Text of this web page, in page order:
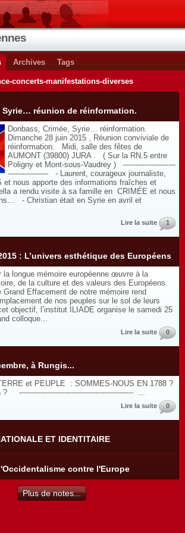
Archives Tags
concerts-manifestations-diverses
Syrie… réunion de réinformation.
Donbass, Crimée, Syrie… réinformation.
Dimanche 28 juin 2015 , Réunion conviviale de
réinformation. Midi, salle des fêtes de
AUMONT (39800) JURA . ( Sur la RN.5 entre
Poligny et Mont-sous-Vaudrey ) ----------------------
----------------- - Laurent, courageux journaliste,
et nous apporte des informations fraîches et
a rendu visite à sa famille en CRIMÉE et nous
- Christian était en Syrie en avril et
Lire la suite 1
: L’univers esthétique des Européens
la longue mémoire européenne œuvre à la
de la culture et des valeurs des Européens.
Effacement de notre mémoire rend
de nos peuples sur le sol de leurs
objectif, l’institut ILIADE organise le samedi 25
colloque...
Lire la suite 0
à Rungis...
et PEUPLE : SOMMES-NOUS EN 1788 ?
? ------------------------------------------------ ...
Lire la suite 0
ET IDENTITAIRE
contre l'Europe
Plus de notes...